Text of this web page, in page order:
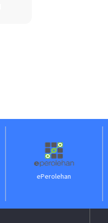
ePerolehan